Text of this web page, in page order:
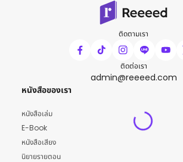
ติดตามเรา
ติดต่อเรา
admin@reeeed.com
หนังสือของเรา
หนังสือเล่ม
E-Book
หนังสือเสียง
นิยายรายตอน